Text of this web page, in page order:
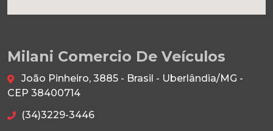
Milani Comercio De Veículos
João Pinheiro, 3885 - Brasil - Uberlândia/MG -
CEP 38400714
(34)3229-3446